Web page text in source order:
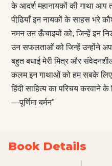
के आदर्श महानायकों की गाथा आप
पीढि़याँ इन नायकों के साहस भरे
नमन उन ऊँचाइयों को, जिन्हें इन
उन सफलताओं को जिन्हें उन्होंने
बहुत बधाई मेरी मित्र और
कलम इन गाथाओं को हम सबके
हिंदी साहित्य का परिचय करवाने के
—पूर्णिमा बर्मन"
Book Details